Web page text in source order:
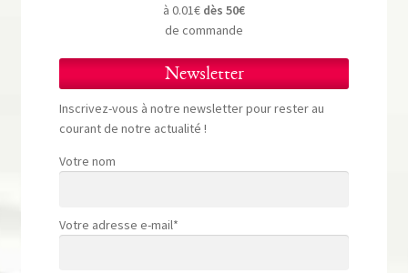
à 0.01€ dès 50€
de commande
Newsletter
Inscrivez-vous à notre newsletter pour rester au
courant de notre actualité !
Votre nom
Votre adresse e-mail*